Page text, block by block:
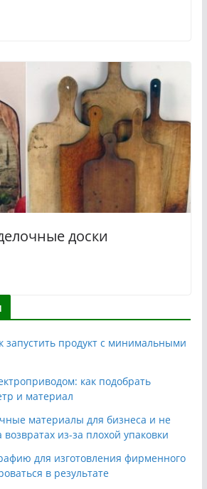
доски
запустить продукт с минимальными
как подобрать
и материал
материалы для бизнеса и не
из-за плохой упаковки
для изготовления фирменного
в результате